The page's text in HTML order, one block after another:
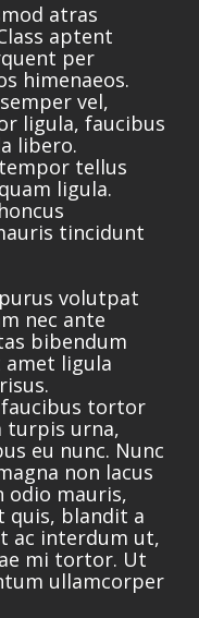
atras
aptent
per
himenaeos.
vel,
ligula, faucibus
libero.
tellus
ligula.
tincidunt
volutpat
nec ante
bibendum
ligula
tortor
turpis urna,
eu nunc. Nunc
non lacus
odio mauris,
quis, blandit a
ac interdum ut,
mi tortor. Ut
ullamcorper